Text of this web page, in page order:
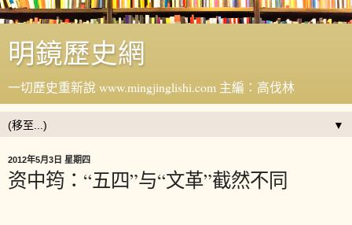
明鏡歷史網
一切歷史重新說 www.mingjinglishi.com 主編：高伐林
▼
2012年5月3日 星期四
资中筠：“五四”与“文革”截然不同